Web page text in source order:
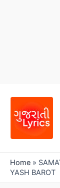
content
Home »
YASH BAROT